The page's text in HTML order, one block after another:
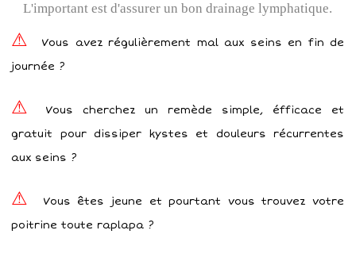
L'important est d'assurer un bon drainage lymphatique.
Vous avez régulièrement mal aux seins en fin de
journée ?
Vous cherchez un remède simple, éfficace et
gratuit pour dissiper kystes et douleurs récurrentes
aux seins ?
Vous êtes jeune et pourtant vous trouvez votre
poitrine toute raplapa ?